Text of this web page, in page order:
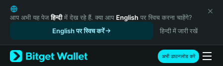
English
日本語
Русский
Español (Latinoamérica)
आप अभी यह पेजहिन्दीमें देख रहे हैं. क्या आप English पर स्विच करना चाहेंगे?
English पर स्विच करें
हिन्दी में जारी रखें
अभी डाउनलोड करें